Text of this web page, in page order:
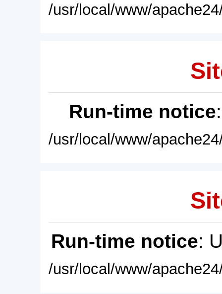
/usr/local/www/
Run-time notice
/usr/local/www/
Run-time notice:
/usr/local/www/